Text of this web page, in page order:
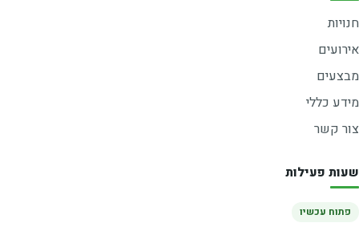
חנויות
אירועים
מבצעים
מידע כללי
צור קשר
שעות פעילות
פתוח עכשיו